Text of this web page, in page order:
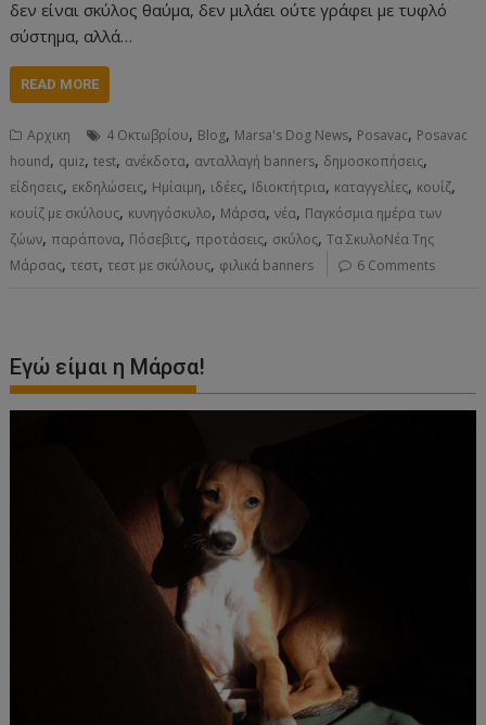
δεν είναι σκύλος θαύμα, δεν μιλάει ούτε γράφει με τυφλό
σύστημα, αλλά…
READ MORE
Αρχικη 4 Οκτωβρίου, Blog, Marsa's Dog News, Posavac, Posavac
hound, quiz,test, ανέκδοτα, ανταλλαγή banners, δημοσκοπήσεις,
είδησεις, εκδηλώσεις, Ημίαιμη, ιδέες, Ιδιοκτήτρια, καταγγελίες, κουίζ,
κουίζ με σκύλους, κυνηγόσκυλο, Μάρσα,νέα, Παγκόσμια ημέρα των
ζώων, παράπονα, Πόσεβιτς, προτάσεις, σκύλος,Τα ΣκυλοΝέα Της
Μάρσας,τεστ,τεστ με σκύλους, φιλικά banners 6 Comments
Εγώ είμαι η Μάρσα!